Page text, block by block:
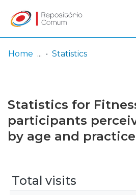
Browse repository
Entities
Log
In
(current)
Home Statistics
Statistics for
participants
by age and
Total visits